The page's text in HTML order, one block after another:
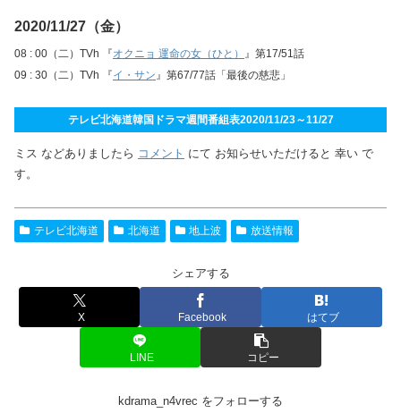
2020/11/27（金）
08 : 00（二）TVh 『オクニョ 運命の女（ひと） 』第17/51話
09 : 30（二）TVh 『イ・サン』第67/77話「最後の慈悲」
テレビ北海道韓国ドラマ週間番組表2020/11/23～11/27
ミス などありましたら コメント にて お知らせいただけると 幸い で
す。
テレビ北海道 北海道 地上波 放送情報
シェアする
X Facebook はてブ
LINE コピー
kdrama_n4vrec をフォローする